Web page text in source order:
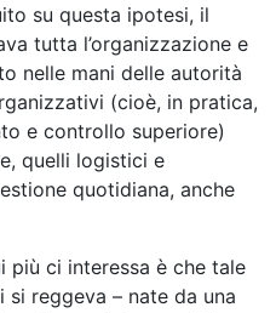
su questa ipotesi, il
tutta l’organizzazione e
nelle mani delle autorità
(cioè, in pratica,
e controllo superiore)
quelli logistici e
quotidiana, anche
più ci interessa è che tale
si reggeva – nate da una